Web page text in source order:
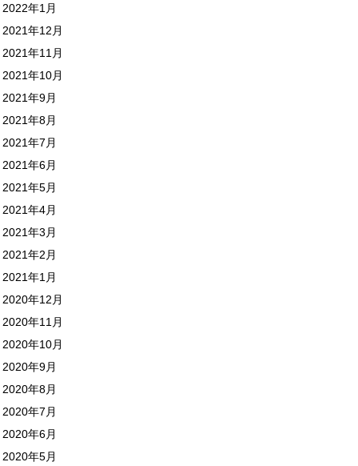
2022年1月
2021年12月
2021年11月
2021年10月
2021年9月
2021年8月
2021年7月
2021年6月
2021年5月
2021年4月
2021年3月
2021年2月
2021年1月
2020年12月
2020年11月
2020年10月
2020年9月
2020年8月
2020年7月
2020年6月
2020年5月